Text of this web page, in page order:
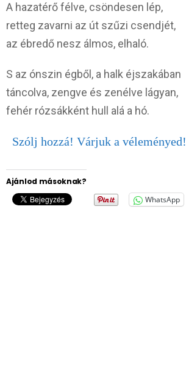
A hazatérő félve, csöndesen lép,
retteg zavarni az út szűzi csendjét,
az ébredő nesz álmos, elhaló.
S az ónszin égből, a halk éjszakában
táncolva, zengve és zenélve lágyan,
fehér rózsákként hull alá a hó.
Szólj hozzá! Várjuk a véleményed!
Ajánlod másoknak?
WhatsApp